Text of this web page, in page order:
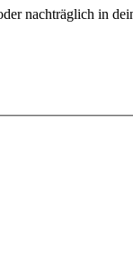
nachträglich in